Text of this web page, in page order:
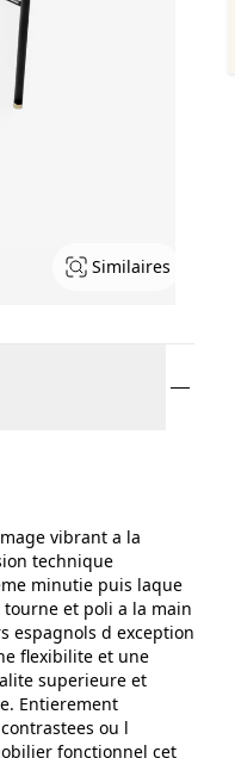
Similaires
vibrant a la
technique
minutie puis laque
et poli a la main
espagnols d exception
flexibilite et une
superieure et
Entierement
ou l
fonctionnel cet